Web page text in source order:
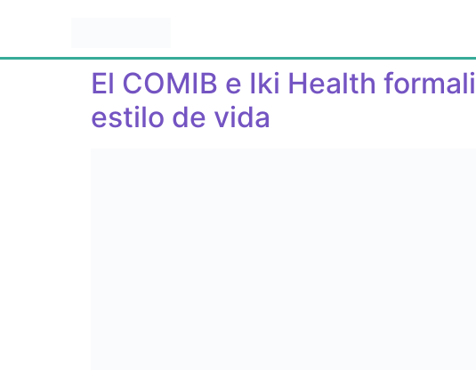
El COMIB e Iki Health
estilo de vida